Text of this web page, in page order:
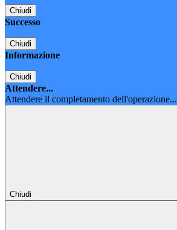
Chiudi
Successo
Chiudi
Informazione
Chiudi
Attendere...
Attendere il completamento dell'operazione...
Chiudi